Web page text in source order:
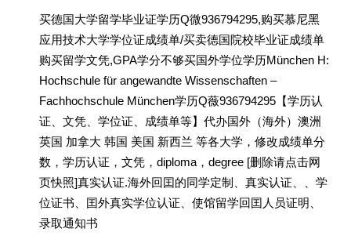
买德国大学留学毕业证学历Q微936794295,购买慕尼黑
应用技术大学学位证成绩单/买卖德国院校毕业证成绩单
购买留学文凭,GPA学分不够买国外学位学历München H:
Hochschule für angewandte Wissenschaften –
Fachhochschule München学历Q薇936794295【学历认
证、文凭、学位证、成绩单等】代办国外（海外）澳洲
英国 加拿大 韩国 美国 新西兰 等各大学，修改成绩单分
数，学历认证，文凭，diploma，degree [删除请点击网
页快照]真实认证.海外回囯的同学定制、真实认证、、学
位证书、囯外真实学位认证、使馆留学回囯人员证明、
录取通知书